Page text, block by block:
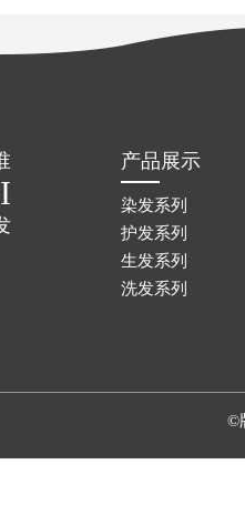
产品展示
染发系列
护发系列
生发系列
洗发系列
©